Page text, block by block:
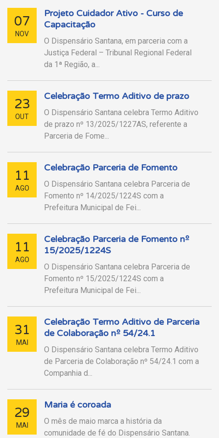
07
NOV
Projeto Cuidador Ativo - Curso de
Capacitação
O Dispensário Santana, em parceria com a
Justiça Federal – Tribunal Regional Federal
da 1ª Região, a...
23
OUT
Celebração Termo Aditivo de prazo
O Dispensário Santana celebra Termo Aditivo
de prazo nº 13/2025/1227AS, referente a
Parceria de Fome...
11
AGO
Celebração Parceria de Fomento
O Dispensário Santana celebra Parceria de
Fomento nº 14/2025/1224S com a
Prefeitura Municipal de Fei...
11
AGO
Celebração Parceria de Fomento nº
15/2025/1224S
O Dispensário Santana celebra Parceria de
Fomento nº 15/2025/1224S com a
Prefeitura Municipal de Fei...
31
MAI
Celebração Termo Aditivo de Parceria
de Colaboração nº 54/24.1
O Dispensário Santana celebra Termo Aditivo
de Parceria de Colaboração nº 54/24.1 com a
Companhia d...
29
MAI
Maria é coroada
O mês de maio marca a história da
comunidade de fé do Dispensário Santana.